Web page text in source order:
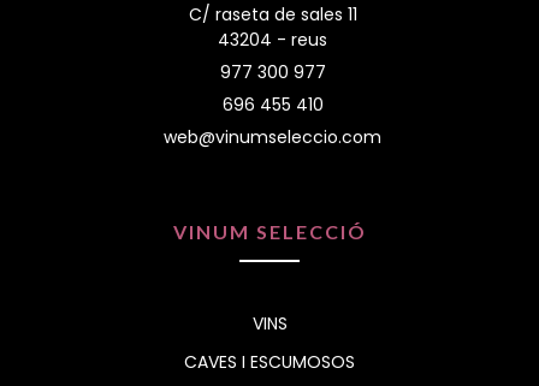
C/ raseta de sales 11
43204 - reus
977 300 977
696 455 410
web@vinumseleccio.com
VINUM SELECCIÓ
VINS
CAVES I ESCUMOSOS